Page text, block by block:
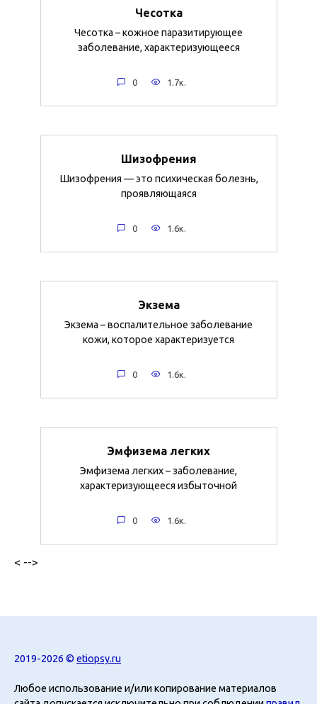
Чесотка
Чесотка – кожное паразитирующее
заболевание, характеризующееся
0 1.7к.
Шизофрения
Шизофрения — это психическая болезнь,
проявляющаяся
0 1.6к.
Экзема
Экзема – воспалительное заболевание
кожи, которое характеризуется
0 1.6к.
Эмфизема легких
Эмфизема легких – заболевание,
характеризующееся избыточной
0 1.6к.
< -->
2019-2026 © etiopsy.ru
Любое использование и/или копирование материалов